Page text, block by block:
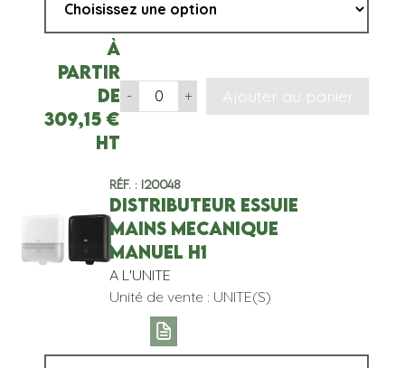
À
partir
de
309,15€
HT
- + Ajouter au panier
Réf. : I20048
DISTRIBUTEUR ESSUIE
MAINS MECANIQUE
MANUEL H1
A L'UNITE
Unité de vente : UNITE(S)